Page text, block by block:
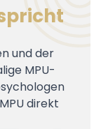
und der
MPU-
direkt